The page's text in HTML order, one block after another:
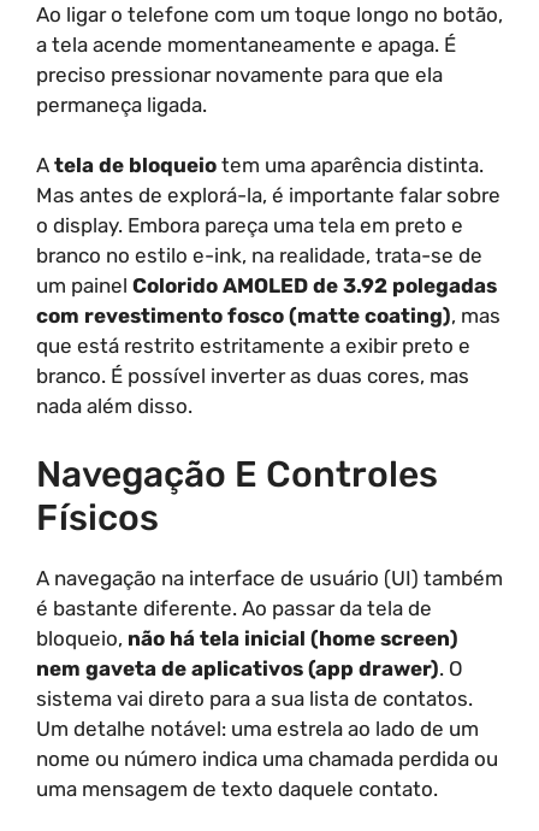
Ao ligar o telefone com um toque longo no botão,
a tela acende momentaneamente e apaga. É
preciso pressionar novamente para que ela
permaneça ligada.
A tela de bloqueio tem uma aparência distinta.
Mas antes de explorá-la, é importante falar sobre
o display. Embora pareça uma tela em preto e
branco no estilo e-ink, na realidade, trata-se de
um painel Colorido AMOLED de 3.92 polegadas
com revestimento fosco (matte coating), mas
que está restrito estritamente a exibir preto e
branco. É possível inverter as duas cores, mas
nada além disso.
Navegação E Controles
Físicos
A navegação na interface de usuário (UI) também
é bastante diferente. Ao passar da tela de
bloqueio, não há tela inicial (home screen)
nem gaveta de aplicativos (app drawer). O
sistema vai direto para a sua lista de contatos.
Um detalhe notável: uma estrela ao lado de um
nome ou número indica uma chamada perdida ou
uma mensagem de texto daquele contato.